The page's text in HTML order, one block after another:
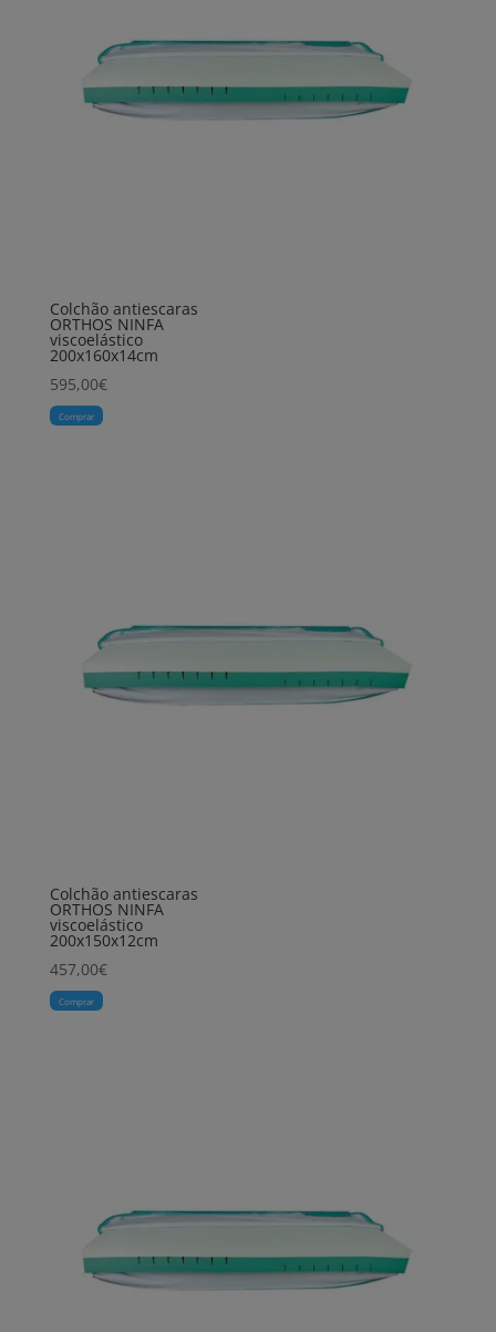
Colchão antiescaras
ORTHOS NINFA
viscoelástico
200x160x14cm
595,00€
Comprar
Colchão antiescaras
ORTHOS NINFA
viscoelástico
200x150x12cm
457,00€
Comprar